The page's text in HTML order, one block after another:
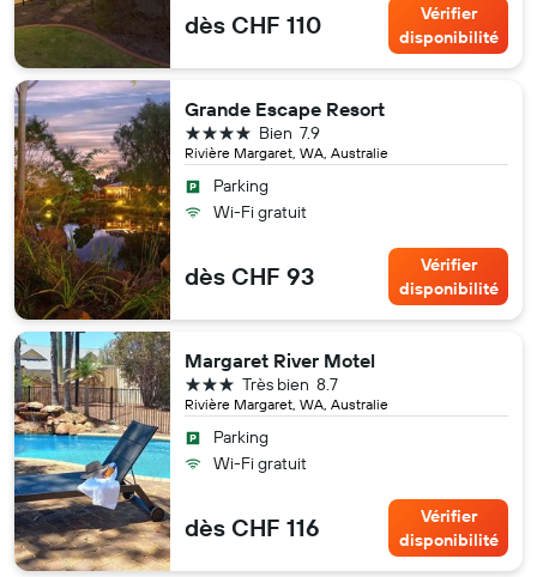
dès CHF 110
Vérifier
disponibilité
Grande Escape Resort
Rivière Margaret, WA, Australie
7.9
Bien
4 étoiles
Parking
Wi-Fi gratuit
dès CHF 93
Vérifier
disponibilité
Margaret River Motel
Rivière Margaret, WA, Australie
8.7
Très bien
3 étoiles
Parking
Wi-Fi gratuit
dès CHF 116
Vérifier
disponibilité